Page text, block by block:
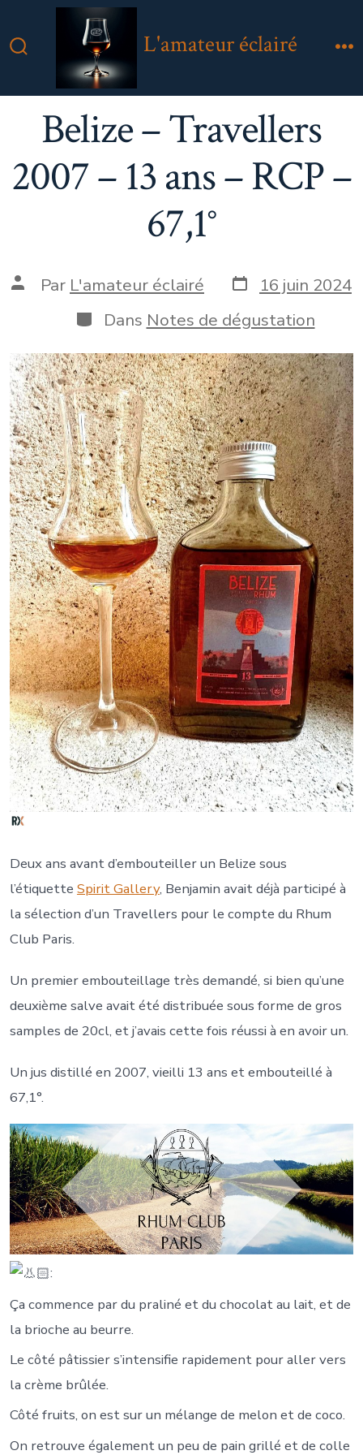
au
Bascule
Rechercher
L'amateur éclairé
Belize – Travellers
2007 – 13 ans – RCP –
67,1°
Auteur
publication
Par L'amateur éclairé Date
de
publication
16 juin 2024
Catégories
Dans Notes de dégustation
Deux ans avant d’embouteiller un Belize sous
l’étiquette Spirit Gallery, Benjamin avait déjà participé à
la sélection d’un Travellers pour le compte du Rhum
Club Paris.
Un premier embouteillage très demandé, si bien qu’une
deuxième salve avait été distribuée sous forme de gros
samples de 20cl, et j’avais cette fois réussi à en avoir un.
Un jus distillé en 2007, vieilli 13 ans et embouteillé à
67,1°.
:
Ça commence par du praliné et du chocolat au lait, et de
la brioche au beurre.
Le côté pâtissier s’intensifie rapidement pour aller vers
la crème brûlée.
Côté fruits, on est sur un mélange de melon et de coco.
On retrouve également un peu de pain grillé et de colle